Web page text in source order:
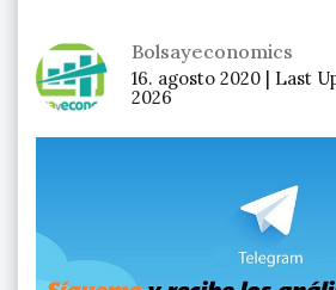
Bolsayeconomics
16. agosto 2020 | Last
2026